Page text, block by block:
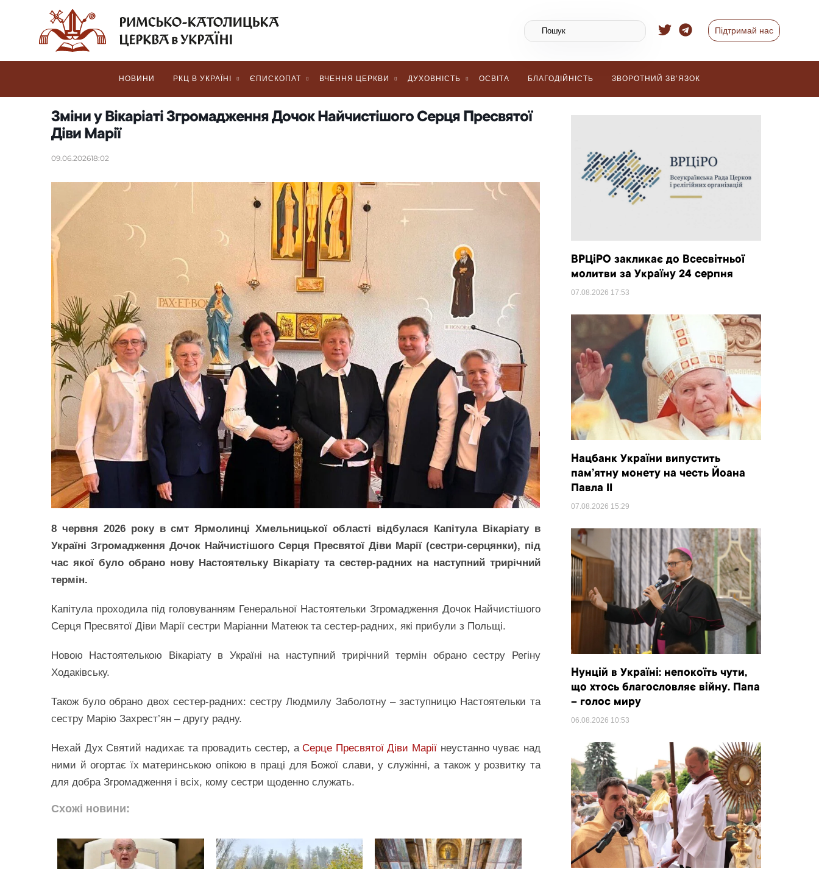
Підтримай нас
НОВИНИ РКЦ В УКРАЇНІ ЄПИСКОПАТ ВЧЕННЯ ЦЕРКВИ ДУХОВНІСТЬ ОСВІТА БЛАГОДІЙНІСТЬ ЗВОРОТНИЙ ЗВ’ЯЗОК
Зміни у Вікаріаті Згромадження Дочок Найчистішого Серця Пресвятої
Діви Марії
09.06.202618:02
8 червня 2026 року в смт Ярмолинці Хмельницької області відбулася Капітула Вікаріату в
Україні Згромадження Дочок Найчистішого Серця Пресвятої Діви Марії (сестри-серцянки), під
час якої було обрано нову Настоятельку Вікаріату та сестер-радних на наступний трирічний
термін.
Капітула проходила під головуванням Генеральної Настоятельки Згромадження Дочок Найчистішого
Серця Пресвятої Діви Марії сестри Маріанни Матеюк та сестер-радних, які прибули з Польщі.
Новою Настоятелькою Вікаріату в Україні на наступний трирічний термін обрано сестру Регіну
Ходаківську.
Також було обрано двох сестер-радних: сестру Людмилу Заболотну – заступницю Настоятельки та
сестру Марію Захрест’ян – другу радну.
Нехай Дух Святий надихає та провадить сестер, аСерце Пресвятої Діви Марії неустанно чуває над
ними й огортає їх материнською опікою в праці для Божої слави, у служінні, а також у розвитку та
для добра Згромадження і всіх, кому сестри щоденно служать.
Схожі новини:
ВРЦіРО закликає до Всесвітньої
молитви за Україну 24 серпня
07.08.2026 17:53
Нацбанк України випустить
пам’ятну монету на честь Йоана
Павла II
07.08.2026 15:29
Нунцій в Україні: непокоїть чути,
що хтось благословляє війну. Папа
– голос миру
06.08.2026 10:53